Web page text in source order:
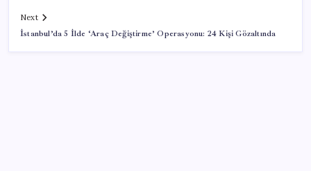
Next
İstanbul’da 5 İlde ‘Araç Değiştirme’ Operasyonu: 24 Kişi Gözaltında